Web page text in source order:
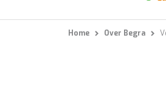
Home Over Begra